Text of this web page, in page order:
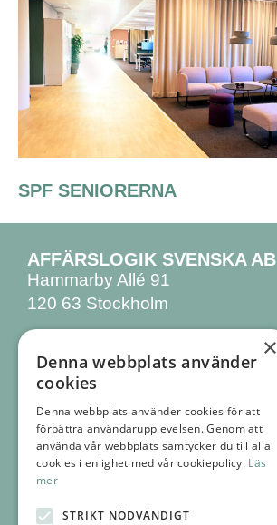
SPF SENIORERNA
AFFÄRSLOGIK SVENSKA AB
Hammarby Allé 91
120 63 Stockholm
KONTAKTA OSS
08 555 770 00
FÖLJ OSS
FACEBOOK
INSTAGRAM
LINKEDIN
×
Denna webbplats använder
cookies
Denna webbplats använder cookies för att
förbättra användarupplevelsen. Genom att
använda vår webbplats samtycker du till alla
cookies i enlighet med vår cookiepolicy. Läs
mer
STRIKT NÖDVÄNDIGT